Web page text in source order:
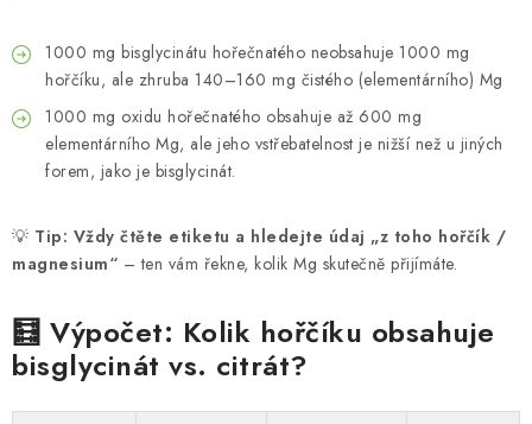
1000 mg bisglycinátu hořečnatého neobsahuje 1000 mg
hořčíku, ale zhruba 140–160 mg čistého (elementárního) Mg
1000 mg oxidu hořečnatého obsahuje až 600 mg
elementárního Mg, ale jeho vstřebatelnost je nižší než u jiných
forem, jako je bisglycinát.
💡 Tip: Vždy čtěte etiketu a hledejte údaj „z toho hořčík /
magnesium“ – ten vám řekne, kolik Mg skutečně přijímáte.
🧮 Výpočet: Kolik hořčíku obsahuje
bisglycinát vs. citrát?